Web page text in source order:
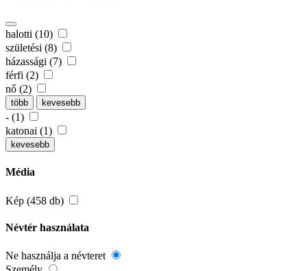
halotti (10)
születési (8)
házassági (7)
férfi (2)
nő (2)
több kevesebb
- (1)
katonai (1)
kevesebb
Média
Kép (458 db)
Névtér használata
Ne használja a névteret